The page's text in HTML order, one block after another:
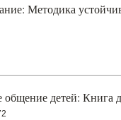
Методика
детей: Книга